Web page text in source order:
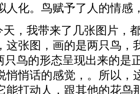
人化。鸟赋予了人的情感
，我带来了几张图片，
这张图，画的是两只鸟，
只鸟的形态呈现出来的是
悄悄话的感觉，。所以，
能打动人，跟其他的花鸟